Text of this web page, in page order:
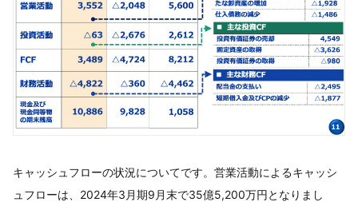
キャッシュフローの状況についてです。営業活動によるキャッシ
ュフローは、2024年3月期9月末で35億5,200万円となりまし